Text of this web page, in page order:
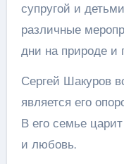
супругой и
различные
дни на природе и
Сергей Шакуров
является его
В его семье
и любовь.